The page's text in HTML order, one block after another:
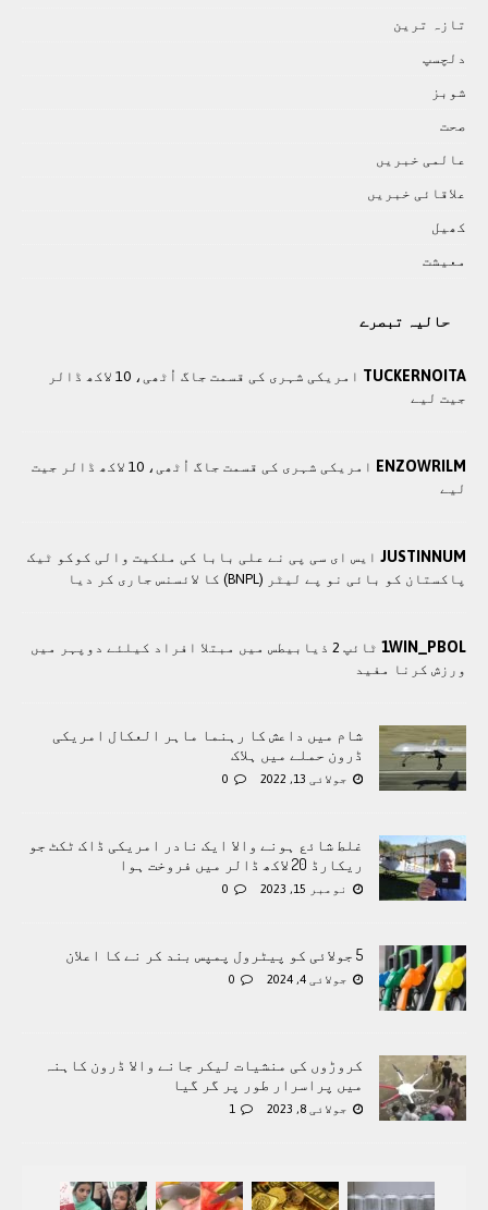
تازہ ترين
دلچسپ
شوبز
صحت
عالمی خبريں
علاقائی خبريں
کھيل
معيشت
حالیہ تبصرے
TUCKERNOITA
امریکی شہری کی قسمت جاگ اُٹھی، 10 لاکھ ڈالر
جیت لیے
ENZOWRILM
امریکی شہری کی قسمت جاگ اُٹھی، 10 لاکھ ڈالر جیت
لیے
JUSTINNUM ایس ای سی پی نے علی بابا کی ملکیت والی کوکو ٹیک
پاکستان کو بائی نو پے لیٹر (BNPL) کا لائسنس جاری کر دیا
1WIN_PBOL
ٹائپ 2 ذیابیطس میں مبتلا افراد کیلئے دوپہر میں
ورزش کرنا مفید
شام میں داعش کا رہنما ماہر العکال امریکی
ڈرون حملے میں ہلاک
جولائی 13, 2022 0
غلط شائع ہونے والا ایک نادر امریکی ڈاک ٹکٹ جو
ریکارڈ 20 لاکھ ڈالر میں فروخت ہوا
نومبر 15, 2023 0
5 جولائی کو پیٹرول پمپس بند کر نے کا اعلان
جولائی 4, 2024 0
کروڑوں کی منشیات لیکر جانے والا ڈرون کاہنہ
میں پراسرار طور پر گر گیا
جولائی 8, 2023 1